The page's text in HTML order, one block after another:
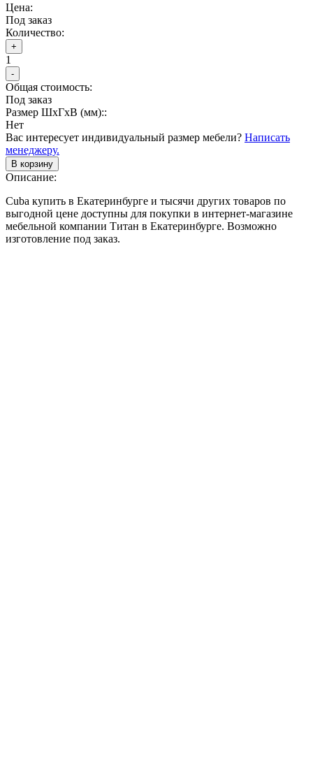
Цена:
Под заказ
Количество:
+
1
-
Общая стоимость:
Под заказ
Размер ШхГхВ (мм)::
Нет
Вас интересует индивидуальный размер мебели? Написать
менеджеру.
В корзину
Описание:
Cuba купить в Екатеринбурге и тысячи других товаров по
выгодной цене доступны для покупки в интернет-магазине
мебельной компании Титан в Екатеринбурге. Возможно
изготовление под заказ.